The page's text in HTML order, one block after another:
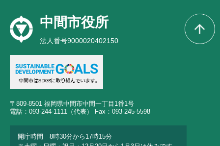
中間市役所
法人番号9000020402150
〒809-8501 福岡県中間市中間一丁目1番1号
電話：093-244-1111（代表） Fax：093-245-5598
開庁時間 8時30分から17時15分